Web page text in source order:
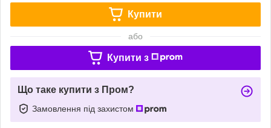
Купити
або
Купити з
Що таке купити з Пром?
Замовлення під захистом